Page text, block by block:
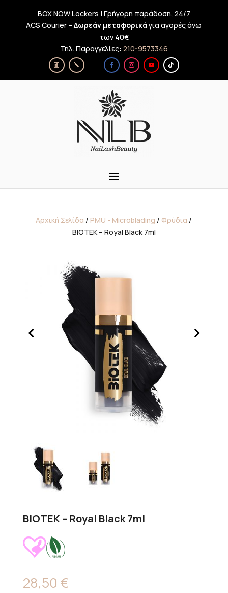
BOX NOW Lockers | Γρήγορη παράδοση, 24/7
ACS Courier –Δωρεάν μεταφορικά για αγορές άνω
των 40€
Τηλ. Παραγγελίες: 210-9573346
Αρχική Σελίδα / PMU - Microblading / Φρύδια /
BIOTEK – Royal Black 7ml
BIOTEK – Royal Black 7ml
28,50 €